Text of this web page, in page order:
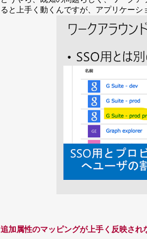
ると上手く動くんですが、アプリケーシ
追加属性のマッピングが上手く反映され